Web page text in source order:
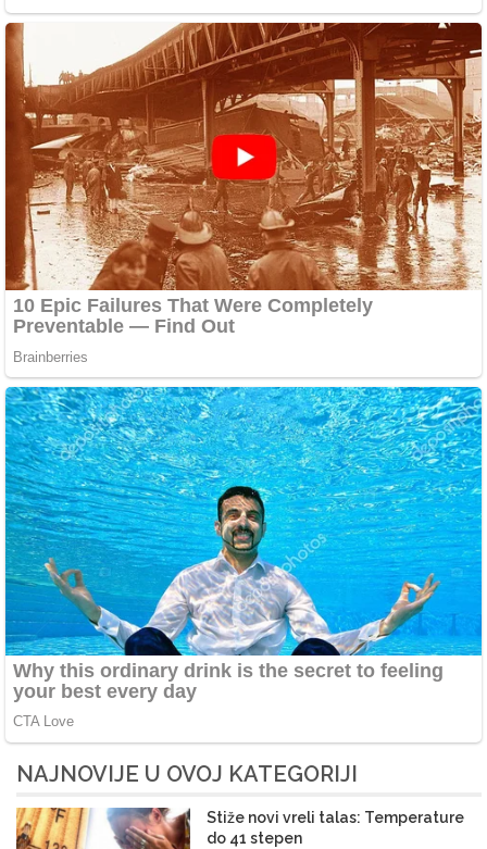
NAJNOVIJE U OVOJ KATEGORIJI
Stiže novi vreli talas: Temperature
do 41 stepen